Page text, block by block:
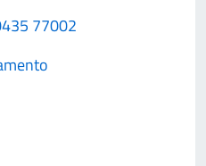
77002